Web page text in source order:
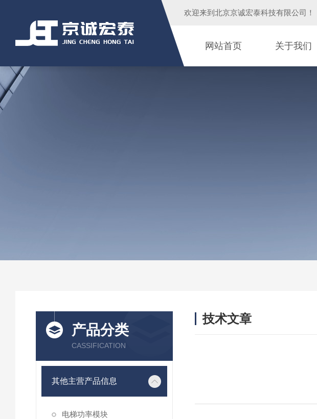
欢迎来到 北京京诚宏泰科技有限公司 ！
网站首页 关于我们
产品分类
CASSIFICATION
其他主营产品信息
电梯功率模块
技术文章